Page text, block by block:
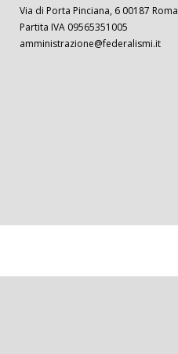
Via di Porta Pinciana, 6 00187 Roma
Partita IVA 09565351005
amministrazione@federalismi.it